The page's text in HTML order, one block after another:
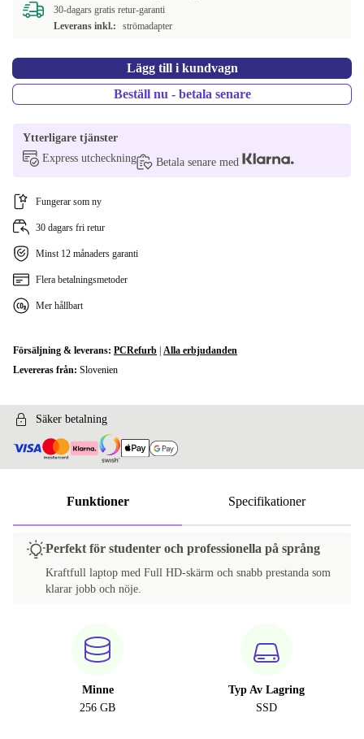
30-dagars gratis retur-garanti
Leverans inkl.:
strömadapter
Lägg till i kundvagn
Beställ nu - betala senare
Ytterligare tjänster
Express utcheckning
Betala senare med
Fungerar som ny
30 dagars fri retur
Minst 12 månaders garanti
Flera betalningsmetoder
Mer hållbart
Försäljning & leverans: PCRefurb Alla erbjudanden
Levereras från: Slovenien
Säker betalning
Funktioner Specifikationer
Perfekt för studenter och professionella på språng
Kraftfull laptop med Full HD-skärm och snabb prestanda som
klarar jobb och nöje.
Minne
256 GB
Typ Av Lagring
SSD